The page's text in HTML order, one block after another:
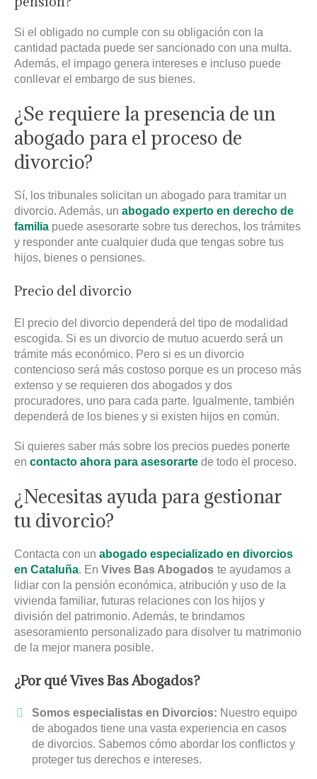
Si el obligado no cumple con su obligación con la
cantidad pactada puede ser sancionado con una multa.
Además, el impago genera intereses e incluso puede
conllevar el embargo de sus bienes.
¿Se requiere la presencia de un
abogado para el proceso de
divorcio?
Sí, los tribunales solicitan un abogado para tramitar un
divorcio. Además, un abogado experto en derecho de
familia puede asesorarte sobre tus derechos, los trámites
y responder ante cualquier duda que tengas sobre tus
hijos, bienes o pensiones.
Precio del divorcio
El precio del divorcio dependerá del tipo de modalidad
escogida. Si es un divorcio de mutuo acuerdo será un
trámite más económico. Pero si es un divorcio
contencioso será más costoso porque es un proceso más
extenso y se requieren dos abogados y dos
procuradores, uno para cada parte. Igualmente, también
dependerá de los bienes y si existen hijos en común.
Si quieres saber más sobre los precios puedes ponerte
en contacto ahora para asesorarte de todo el proceso.
¿Necesitas ayuda para gestionar
tu divorcio?
Contacta con un abogado especializado en divorcios
en Cataluña. En Vives Bas Abogados te ayudamos a
lidiar con la pensión económica, atribución y uso de la
vivienda familiar, futuras relaciones con los hijos y
división del patrimonio. Además, te brindamos
asesoramiento personalizado para disolver tu matrimonio
de la mejor manera posible.
¿Por qué Vives Bas Abogados?
Somos especialistas en Divorcios: Nuestro equipo
de abogados tiene una vasta experiencia en casos
de divorcios. Sabemos cómo abordar los conflictos y
proteger tus derechos e intereses.